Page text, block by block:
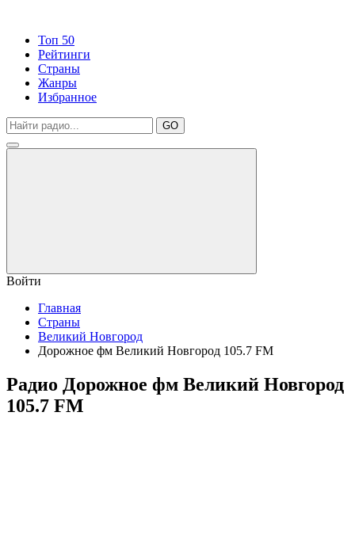
Топ 50
Рейтинги
Страны
Жанры
Избранное
GO
Войти
Главная
Страны
Великий Новгород
Дорожное фм Великий Новгород 105.7 FM
Радио Дорожное фм Великий Новгород
105.7 FM